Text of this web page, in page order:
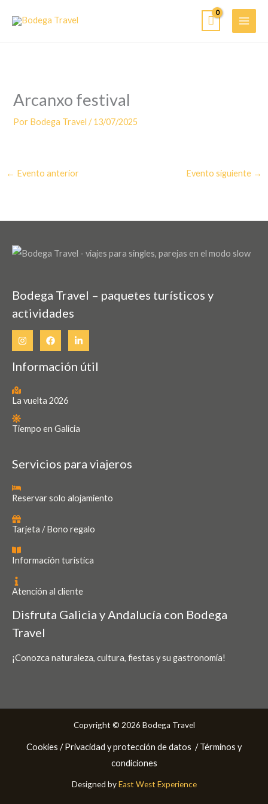
Arcanxo festival
Por Bodega Travel/13/07/2025
← Evento anterior Evento siguiente →
Bodega Travel – paquetes turísticos y
actividades
Información útil
La vuelta 2026
Tiempo en Galicia
Servicios para viajeros
Reservar solo alojamiento
Tarjeta / Bono regalo
Información turística
Atención al cliente
Disfruta Galicia y Andalucía con Bodega
Travel
¡Conozca naturaleza, cultura, fiestas y su gastronomía!
Copyright © 2026 Bodega Travel
Cookies /Privacidad y protección de datos / Términos y
condiciones
Designed byEast West Experience